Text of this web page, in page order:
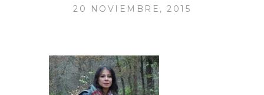
20 NOVIEMBRE, 2015